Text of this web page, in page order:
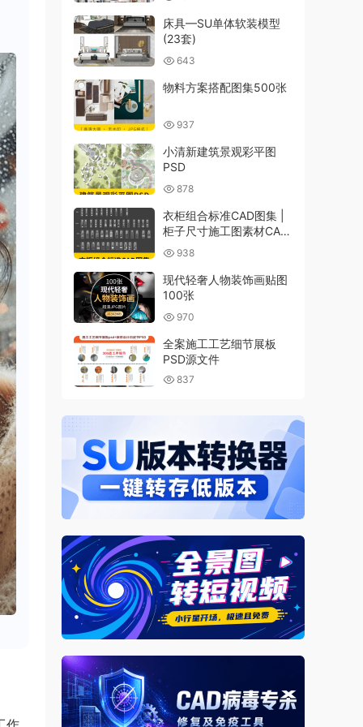
床具—SU单体软装模型
(23套)
643
物料方案搭配图集500张
937
小清新建筑景观彩平图
PSD
878
衣柜组合标准CAD图集 |
柜子尺寸施工图素材CAD
图库938
现代轻奢人物装饰画贴图
100张
970
全案施工工艺细节展板
PSD源文件
837